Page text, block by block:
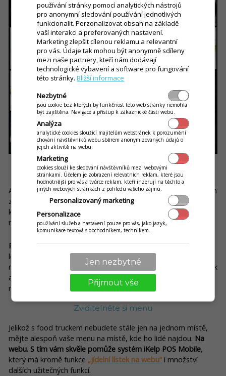
K dobrému jídlu patří i dobré pití
Ať už po sladkém, slaném, nebo pálivém, žízeň na jazyku lidem
zůstane. Tu nechejte vašim hostům zahnat
dobrou kávou
kterou byste mohli doplnit i o dětskou verzi –
meltu, kterou
nám vařily naše babičky, abychom se cítili jako dospělí.
Povinnou „výbavou“ by měly být i domácí limonády, například
lesní směs, citrusová nebo mátová. Zapomenout bychom
neměli ani na
bylinkové čaje (mateřídouška, kopřiva, heřmánek
atd.) z bylinek nasbíraných přímo ze zahrádky. Podávat je
můžete nejen jako teplé, ale v létě i jako ledové.
Zviditelněte si menu
Jelikož s food truckem nebudete stále jen na jednom místě,
mějte alespoň vaše menu na místě, kde ho lidé najdou. Na
webu. S tím vám skvěle pomůže systém iKelp POS Mobile,
který má kromě funkce „jídelní lístek na webu“ i množství
dalších užitečných funkcí.
používání stránky pomocí analytických nástrojů
pro anonymní sledování používání jednotlivých
funkcionalit. Perzonalizovat obsah na základě
vaší interakci a preferovaných nastavení.
Marketing zlepšit cílenou reklamu a relevantní
pro vás. Údaje tak mohou být anonymně sdíleny
mezi naše partnery, kteří nám dodávají
technologické vybavení a software pro fungování
této stránky.Bližší informace
Nezbytné
jsou cookie bez kterých by funkčnost této web stránky nemohla
být zajištěna. Navigace a přístup k zákaznické části webu.
Analýza
analytické cookies sloužící majitelům webstránek k porozumění
chování návštěvníků webu sběrem anonymizovaných údajů o
jejich aktivitě na webu.
Marketing
cookies slouží ke sledování návštěvníků mezi webovými
stránkami. Účelem je zobrazení relevatních reklam, které jsou
hodnotnější pro vás a tvůrce reklam, kteří inzerují na těchto a
jiných webových stránkách z pohledu vašeho zájmu.
Personalizovaný marketing
Personalizace
používání služeb a nastavení pouze pro vás, jako jazyk,
komunikace textová s obchodníkem, technikem.
Jen nezbytné
Přijmout vše